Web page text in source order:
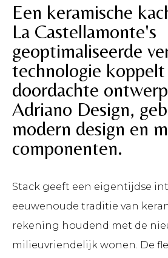
Een keramische
La Castellamonte's
geoptimaliseerde
technologie
doordachte
Adriano Design,
modern design en
componenten.
Stack geeft een eigentijdse
eeuwenoude traditie van
rekening houdend met de
milieuvriendelijk wonen. De